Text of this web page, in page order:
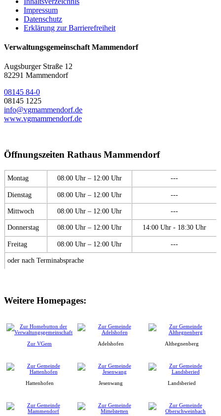
Impressum
Datenschutz
Erklärung zur Barrierefreiheit
Verwaltungsgemeinschaft Mammendorf
Augsburger Straße 12
82291 Mammendorf
08145 84-0
08145 1225
info@vgmammendorf.de
www.vgmammendorf.de
Öffnungszeiten Rathaus Mammendorf
Montag 08:00 Uhr – 12:00 Uhr ---
Dienstag 08:00 Uhr – 12:00 Uhr ---
Mittwoch 08:00 Uhr – 12:00 Uhr ---
Donnerstag 08:00 Uhr – 12:00 Uhr 14:00 Uhr - 18:30 Uhr
Freitag 08:00 Uhr – 12:00 Uhr ---
oder nach Terminabsprache
Weitere Homepages:
Zur VGem Adelshofen Althegnenberg
Hattenhofen Jesenwang Landsberied